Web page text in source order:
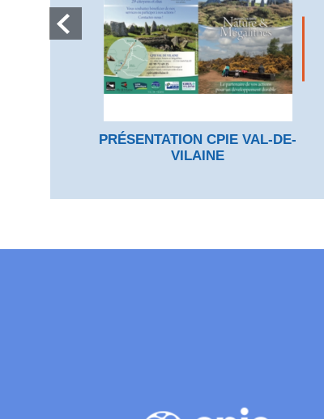
PRÉSENTATION CPIE VAL-DE-
VILAINE